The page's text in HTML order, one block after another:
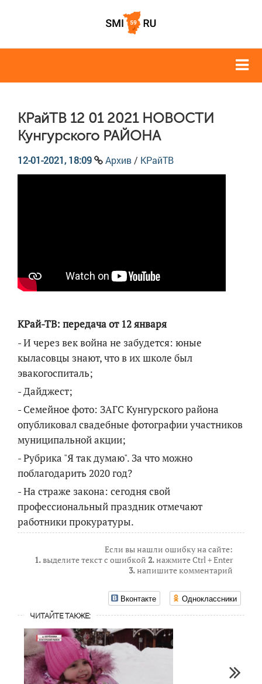
КРайТВ 12 01 2021 НОВОСТИ
Кунгурского РАЙОНА
12-01-2021, 18:09 Архив / КРайТВ
КРай-ТВ: передача от 12 января
- И через век война не забудется: юные
кыласовцы знают, что в их школе был
эвакогоспиталь;
- Дайджест;
- Семейное фото: ЗАГС Кунгурского района
опубликовал свадебные фотографии участников
муниципальной акции;
- Рубрика "Я так думаю". За что можно
поблагодарить 2020 год?
- На страже закона: сегодня свой
профессиональный праздник отмечают
работники прокуратуры.
Если вы нашли ошибку на сайте:
1.выделите текст с ошибкой 2.нажмите Ctrl + Enter
3.напишите комментарий
Вконтакте Одноклассники
ЧИТАЙТЕ ТАКЖЕ: